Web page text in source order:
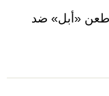
طعن «أبل» ضد